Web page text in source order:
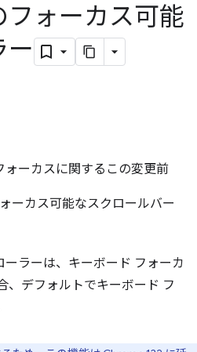
フォーカス可能
ー
ォーカスに関するこの変更前
ーカス可能なスクロールバー
ラーは、キーボード フォーカ
、デフォルトでキーボード フ